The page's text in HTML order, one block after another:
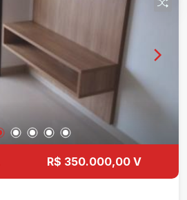
R$ 350.000,00 V